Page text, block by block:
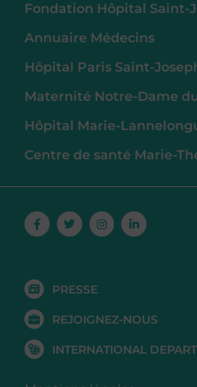
Fondation Hôpital Saint-
Annuaire Médecins
Hôpital Paris Saint-
Maternité Notre-Dame
Hôpital Marie-
Centre de santé Marie-
Facebook-
f
TwitterInstagramLinkedin-
in
PRESSE
REJOIGNEZ-NOUS
INTERNATIONAL